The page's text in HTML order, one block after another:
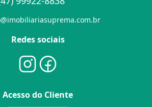
Redes sociais
Acesso do Cliente